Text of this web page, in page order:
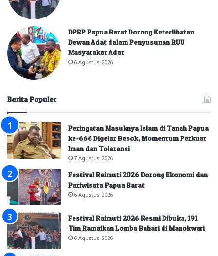
DPRP Papua Barat Dorong Keterlibatan
Dewan Adat dalam Penyusunan RUU
Masyarakat Adat
6 Agustus 2026
Berita Populer
Peringatan Masuknya Islam di Tanah Papua
ke-666 Digelar Besok, Momentum Perkuat
Iman dan Toleransi
7 Agustus 2026
Festival Raimuti 2026 Dorong Ekonomi dan
Pariwisata Papua Barat
6 Agustus 2026
Festival Raimuti 2026 Resmi Dibuka, 191
Tim Ramaikan Lomba Bahari di Manokwari
6 Agustus 2026